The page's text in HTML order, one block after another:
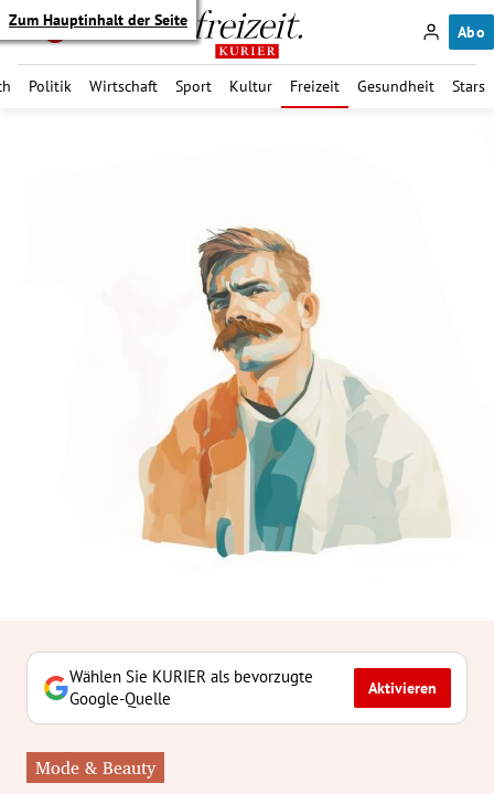
Zum Hauptinhalt der Seite
Abo
Politik Wirtschaft Sport Kultur Freizeit Gesundheit Stars
Untermenü
Untermenü
Untermenü
Untermenü
Wählen Sie KURIER als bevorzugte
Google-Quelle
Aktivieren
Mode & Beauty